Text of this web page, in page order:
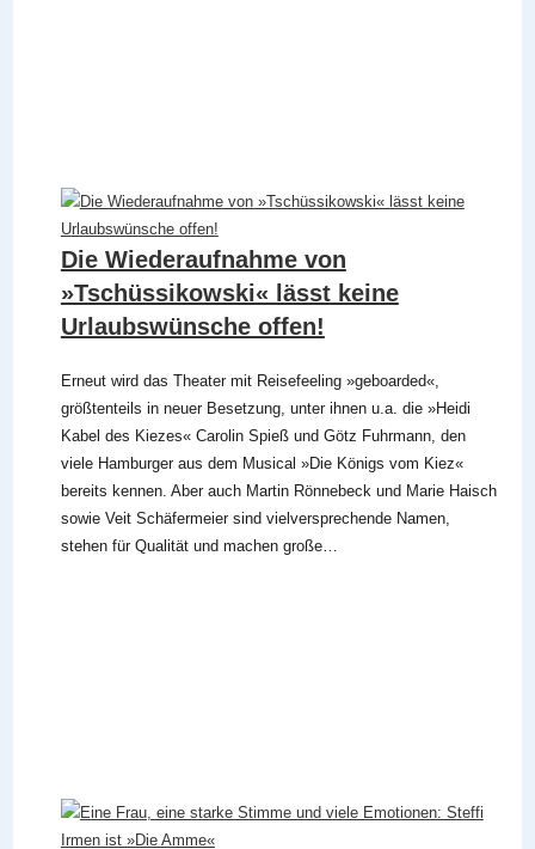
Die Wiederaufnahme von
»Tschüssikowski« lässt keine
Urlaubswünsche offen!
Erneut wird das Theater mit Reisefeeling »geboarded«,
größtenteils in neuer Besetzung, unter ihnen u.a. die »Heidi
Kabel des Kiezes« Carolin Spieß und Götz Fuhrmann, den
viele Hamburger aus dem Musical »Die Königs vom Kiez«
bereits kennen. Aber auch Martin Rönnebeck und Marie Haisch
sowie Veit Schäfermeier sind vielversprechende Namen,
stehen für Qualität und machen große…